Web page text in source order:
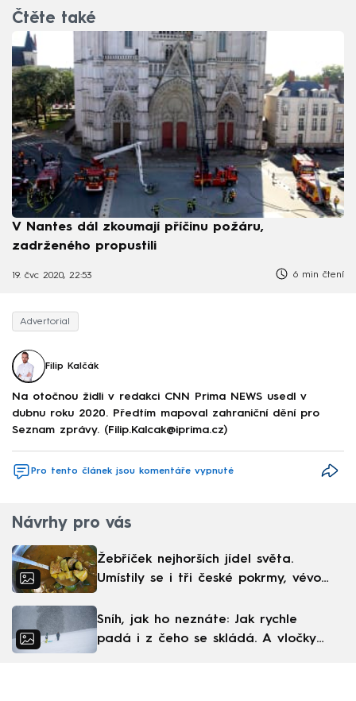
Čtěte také
V Nantes dál zkoumají příčinu požáru,
zadrženého propustili
19. čvc 2020, 22:53 6 min čtení
Advertorial
Filip Kalčák
Na otočnou židli v redakci CNN Prima NEWS usedl v
dubnu roku 2020. Předtím mapoval zahraniční dění pro
Seznam zprávy. (Filip.Kalcak@iprima.cz)
Pro tento článek jsou komentáře vypnuté
Návrhy pro vás
Žebříček nejhorších jídel světa.
Umístily se i tři české pokrmy, vévodí
Sníh, jak ho neznáte: Jak rychle
padá i z čeho se skládá. A vločky